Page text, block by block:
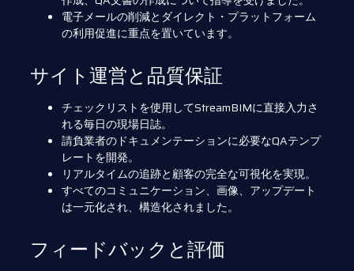
電子メールの削減とダイレクト・プラットフォーム
の利用促進に重点を置いています。
サイト運営と品質保証
チェックリストを使用してStreamBIMに直接入力さ
れる毎日の現場日誌。
請負業者のドキュメンテーションに必要なQAテンプ
レートを開発。
リアルタイムの追跡と顧客の完全な可視化を実現。
すべてのコミュニケーション、画像、アップデート
は一元化され、構造化されました。
フィードバックと評価